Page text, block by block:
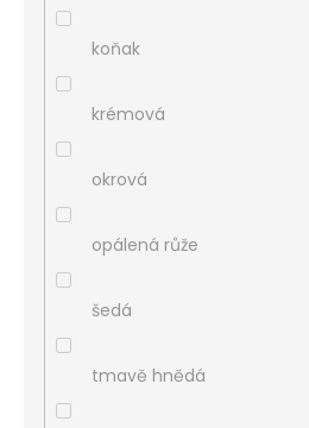
koňak
krémová
okrová
opálená růže
šedá
tmavě hnědá